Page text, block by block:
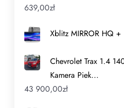
639,00zł
Xblitz MIRROR HQ +
Chevrolet Trax 1.4
Kamera Piek...
43 900,00zł